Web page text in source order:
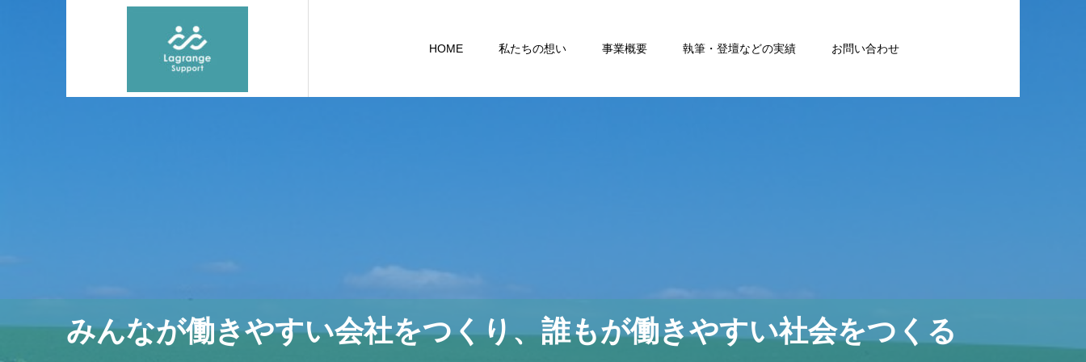
HOME 私たちの想い 事業概要 執筆・登壇などの実績 お問い合わせ
みんなが働きやすい会社をつくり、誰もが働きやすい社会をつくる